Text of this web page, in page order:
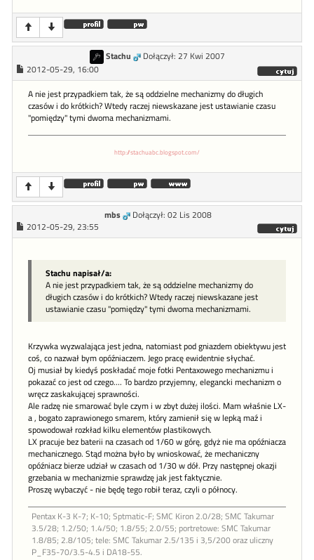
Stachu
Dołączył: 27 Kwi 2007
2012-05-29, 16:00
A nie jest przypadkiem tak, że są oddzielne mechanizmy do długich
czasów i do krótkich? Wtedy raczej niewskazane jest ustawianie czasu
"pomiędzy" tymi dwoma mechanizmami.
http://stachuabc.blogspot.com/
mbs
Dołączył: 02 Lis 2008
2012-05-29, 23:55
Stachu napisał/a:
A nie jest przypadkiem tak, że są oddzielne mechanizmy do
długich czasów i do krótkich? Wtedy raczej niewskazane jest
ustawianie czasu "pomiędzy" tymi dwoma mechanizmami.
Krzywka wyzwalająca jest jedna, natomiast pod gniazdem obiektywu jest
coś, co nazwał bym opóźniaczem. Jego pracę ewidentnie słychać.
Oj musiał by kiedyś poskładać moje fotki Pentaxowego mechanizmu i
pokazać co jest od czego.... To bardzo przyjemny, elegancki mechanizm o
wręcz zaskakującej sprawności.
Ale radzę nie smarować byle czym i w zbyt dużej ilości. Mam właśnie LX-
a , bogato zaprawionego smarem, który zamienił się w lepką maź i
spowodował rozkład kilku elementów plastikowych.
LX pracuje bez baterii na czasach od 1/60 w górę, gdyż nie ma opóźniacza
mechanicznego. Stąd można było by wnioskować, że mechaniczny
opóźniacz bierze udział w czasach od 1/30 w dół. Przy następnej okazji
grzebania w mechanizmie sprawdzę jak jest faktycznie.
Proszę wybaczyć - nie będę tego robił teraz, czyli o północy.
Pentax K-3 K-7; K-10; Sptmatic-F; SMC Kiron 2.0/28; SMC Takumar
3.5/28; 1.2/50; 1.4/50; 1.8/55; 2.0/55; portretowe: SMC Takumar
1.8/85; 2.8/105; tele: SMC Takumar 2.5/135 i 3,5/200 oraz uliczny
P_F35-70/3.5-4.5 i DA18-55.